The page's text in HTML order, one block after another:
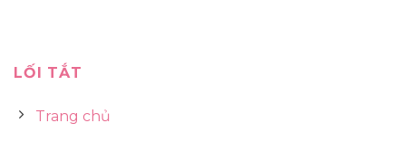
LỐI TẮT
Trang chủ